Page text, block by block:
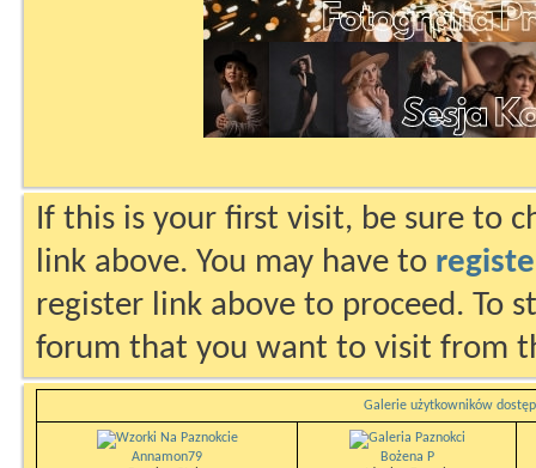
If this is your first visit, be sure to
link above. You may have to
register link above to proceed. To
forum that you want to visit from
Galerie użytkowników
Annamon79
Bożena P